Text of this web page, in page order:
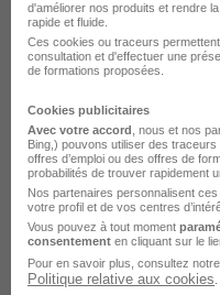
d'améliorer nos produits et rendre
rapide et fluide.
Ces cookies ou traceurs
consultation et d'effectuer une
de formations proposées.
Cookies publicitaires
Avec votre accord , nous et nos
Bing,) pouvons utiliser des
offres d’emploi ou des offres de
probabilités de trouver rapidement
Nos partenaires personnalisent
votre profil et de vos centres
Vous pouvez à tout moment
consentement en cliquant sur le
Pour en savoir plus, consultez notre
Politique relative aux cookies